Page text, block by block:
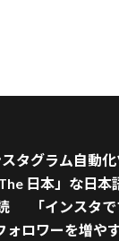
タグラム自動
日本」な日本
「インスタ
ロワーを増や